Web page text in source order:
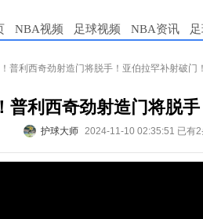
NBA视频 足球视频 NBA资讯
普利西奇劲射造门将脱手！亚伯拉罕补射破门
普利西奇劲射造门将脱
护球大师 2024-11-10 02:35:51 已有